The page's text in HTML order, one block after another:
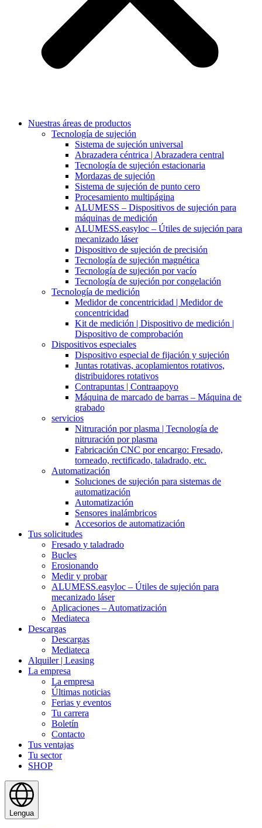
Nuestras áreas de productos
Tecnología de sujeción
Sistema de sujeción universal
Abrazadera céntrica | Abrazadera central
Tecnología de sujeción estacionaria
Mordazas de sujeción
Sistema de sujeción de punto cero
Procesamiento multipágina
ALUMESS – Dispositivos de sujeción para
máquinas de medición
ALUMESS.easyloc – Útiles de sujeción para
mecanizado láser
Dispositivo de sujeción de precisión
Tecnología de sujeción magnética
Tecnología de sujeción por vacío
Tecnología de sujeción por congelación
Tecnología de medición
Medidor de concentricidad | Medidor de
concentricidad
Kit de medición | Dispositivo de medición |
Dispositivo de comprobación
Dispositivos especiales
Dispositivo especial de fijación y sujeción
Juntas rotativas, acoplamientos rotativos,
distribuidores rotativos
Contrapuntas | Contraapoyo
Máquina de marcado de barras – Máquina de
grabado
servicios
Nitruración por plasma | Tecnología de
nitruración por plasma
Fabricación CNC por encargo: Fresado,
torneado, rectificado, taladrado, etc.
Automatización
Soluciones de sujeción para sistemas de
automatización
Automatización
Sensores inalámbricos
Accesorios de automatización
Tus solicitudes
Fresado y taladrado
Bucles
Erosionando
Medir y probar
ALUMESS.easyloc – Útiles de sujeción para
mecanizado láser
Aplicaciones – Automatización
Mediateca
Descargas
Descargas
Mediateca
Alquiler | Leasing
La empresa
La empresa
Últimas noticias
Ferias y eventos
Tu carrera
Boletín
Contacto
Tus ventajas
Tu sector
SHOP
Lengua